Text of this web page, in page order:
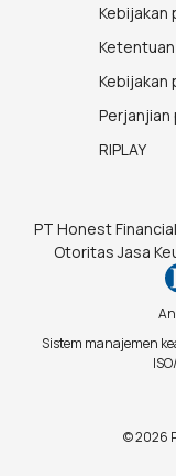
PT Honest
Otoritas Jasa
Sistem manajemen
© 2026
Kebijakan
Kebijakan
RIPLAY